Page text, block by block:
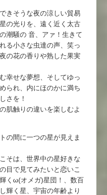
きそうな夜の涼しい貿易
の光りを、遠く近く太古
潮騒の 音、アァ！生きて
る小さな虫達の声、笑っ
の花の香りや熟した果実
幸せな夢想、そしてゆっ
られ、内にほのかに満ち
さを！
肌触りの違いを楽しむよ
の間に一つの星が見えま
そは、世界中の星好きな
目で見てみたいと恋いこ
くω(オメガ)星団！、数百
輝く星、宇宙の年齢より